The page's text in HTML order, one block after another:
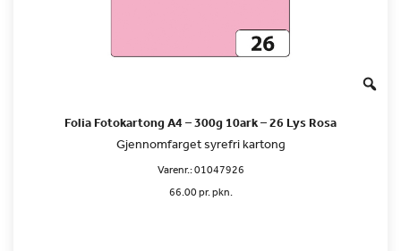
Folia Fotokartong A4 – 300g 10ark – 26 Lys Rosa
Gjennomfarget syrefri kartong
Varenr.:01047926
66.00 pr. pkn.